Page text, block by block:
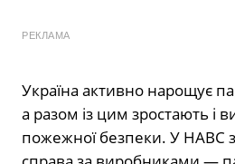
РЕКЛАМА
Україна активно нарощує
а разом із цим зростають і
пожежної безпеки. У НАВС